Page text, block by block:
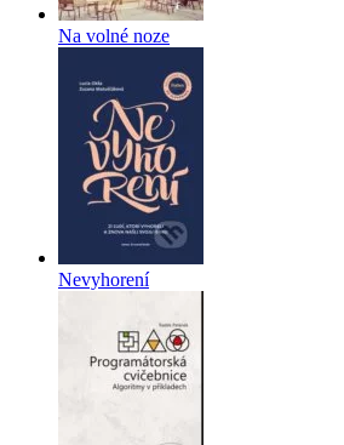
Na volné noze
Nevyhorení